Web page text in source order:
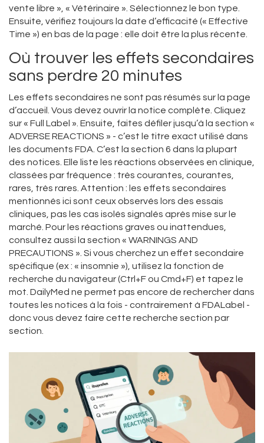
vente libre », « Vétérinaire ». Sélectionnez le bon type.
Ensuite, vérifiez toujours la date d’efficacité (« Effective
Time ») en bas de la page : elle doit être la plus récente.
Où trouver les effets secondaires
sans perdre 20 minutes
Les effets secondaires ne sont pas résumés sur la page
d’accueil. Vous devez ouvrir la notice complète. Cliquez
sur « Full Label ». Ensuite, faites défiler jusqu’à la section «
ADVERSE REACTIONS » - c’est le titre exact utilisé dans
les documents FDA. C’est la section 6 dans la plupart
des notices. Elle liste les réactions observées en clinique,
classées par fréquence : très courantes, courantes,
rares, très rares. Attention : les effets secondaires
mentionnés ici sont ceux observés lors des essais
cliniques, pas les cas isolés signalés après mise sur le
marché. Pour les réactions graves ou inattendues,
consultez aussi la section « WARNINGS AND
PRECAUTIONS ». Si vous cherchez un effet secondaire
spécifique (ex : « insomnie »), utilisez la fonction de
recherche du navigateur (Ctrl+F ou Cmd+F) et tapez le
mot. DailyMed ne permet pas encore de rechercher dans
toutes les notices à la fois - contrairement à FDALabel -
donc vous devez faire cette recherche section par
section.